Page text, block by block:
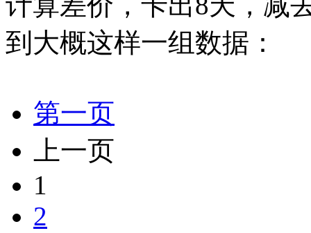
到大概这样一组数据：
第一页
上一页
1
2